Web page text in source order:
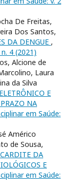
De Freitas,
Dos Santos,
DA DENGUE ,
4 (2021)
Alcione de
Laura
da Silva
E
NA
em Saúde:
Américo
de Sousa,
DA
E
em Saúde: